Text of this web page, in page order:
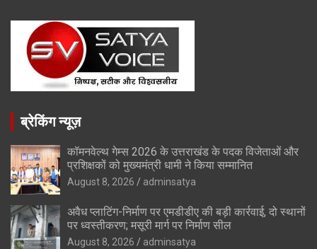
ब्रेकिंग न्यूज़
कॉमनवेल्थ गेम्स 2026 के उत्तराखंड के पदक विजेताओं और
प्रशिक्षकों को मुख्यमंत्री धामी ने किया सम्मानित
August 8, 2026 adminsatya
अवैध प्लाटिंग-निर्माण पर एमडीडीए की बड़ी कार्रवाई, दो स्थानों
पर ध्वस्तीकरण; मसूरी मार्ग पर निर्माण सील
August 8, 2026 adminsatya